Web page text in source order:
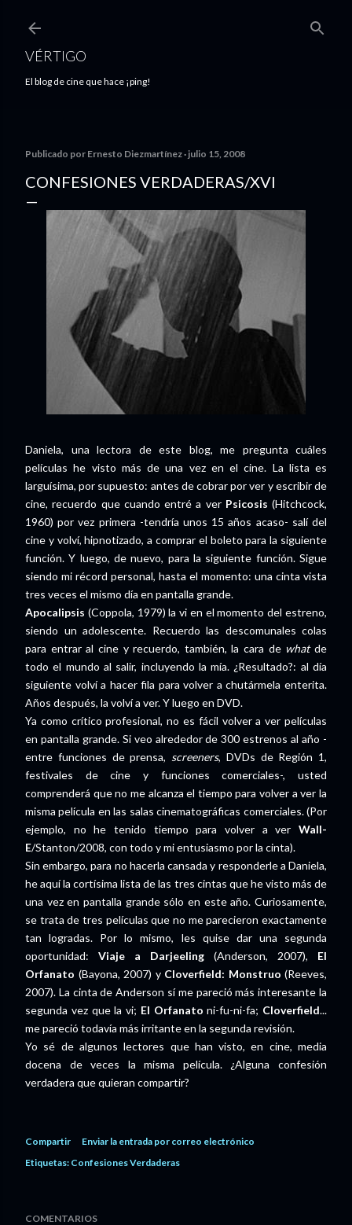
VÉRTIGO
El blog de cine que hace ¡ping!
Publicado por Ernesto Diezmartínez julio 15, 2008
CONFESIONES VERDADERAS/XVI
Daniela, una lectora de este blog, me pregunta cuáles
películas he visto más de una vez en el cine. La lista es
larguísima, por supuesto: antes de cobrar por ver y escribir de
cine, recuerdo que cuando entré a ver Psicosis (Hitchcock,
1960) por vez primera -tendría unos 15 años acaso- salí del
cine y volví, hipnotizado, a comprar el boleto para la siguiente
función. Y luego, de nuevo, para la siguiente función. Sigue
siendo mi récord personal, hasta el momento: una cinta vista
tres veces el mismo día en pantalla grande.
Apocalipsis (Coppola, 1979) la vi en el momento del estreno,
siendo un adolescente. Recuerdo las descomunales colas
para entrar al cine y recuerdo, también, la cara de whatde
todo el mundo al salir, incluyendo la mía. ¿Resultado?: al día
siguiente volví a hacer fila para volver a chutármela enterita.
Años después, la volví a ver. Y luego en DVD.
Ya como crítico profesional, no es fácil volver a ver películas
en pantalla grande. Si veo alrededor de 300 estrenos al año -
entre funciones de prensa, screeners, DVDs de Región 1,
festivales de cine y funciones comerciales-, usted
comprenderá que no me alcanza el tiempo para volver a ver la
misma película en las salas cinematográficas comerciales. (Por
ejemplo, no he tenido tiempo para volver a ver Wall-
E/Stanton/2008, con todo y mi entusiasmo por la cinta).
Sin embargo, para no hacerla cansada y responderle a Daniela,
he aquí la cortísima lista de las tres cintas que he visto más de
una vez en pantalla grande sólo en este año. Curiosamente,
se trata de tres películas que no me parecieron exactamente
tan logradas. Por lo mismo, les quise dar una segunda
oportunidad: Viaje a Darjeeling (Anderson, 2007), El
Orfanato (Bayona, 2007) y Cloverfield: Monstruo (Reeves,
2007). La cinta de Anderson sí me pareció más interesante la
segunda vez que la vi; El Orfanatoni-fu-ni-fa; Cloverfield...
me pareció todavía más irritante en la segunda revisión.
Yo sé de algunos lectores que han visto, en cine, media
docena de veces la misma película. ¿Alguna confesión
verdadera que quieran compartir?
Compartir
Enviar la entrada por correo electrónico
Etiquetas: Confesiones Verdaderas
COMENTARIOS